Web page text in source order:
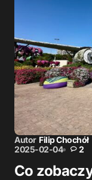
Autor Filip Chochół
2025-02-04
2
Co